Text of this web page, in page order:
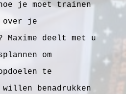
je moet trainen
je
Maxime deelt met u
om
te
benadrukken